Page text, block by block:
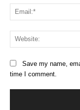
Save my name,
time I comment.